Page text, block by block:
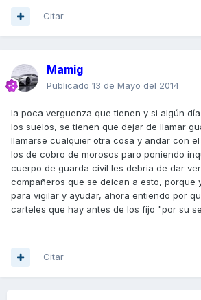
Citar
Mamig
Publicado 13 de Mayo del 2014
la poca verguenza que tienen y si algún
los suelos, se tienen que dejar de llamar
llamarse cualquier otra cosa y andar con
los de cobro de morosos paro poniendo
cuerpo de guarda civil les debria de dar
compañeros que se deican a esto, porque
para vigilar y ayudar, ahora entiendo por
carteles que hay antes de los fijo "por su
Citar